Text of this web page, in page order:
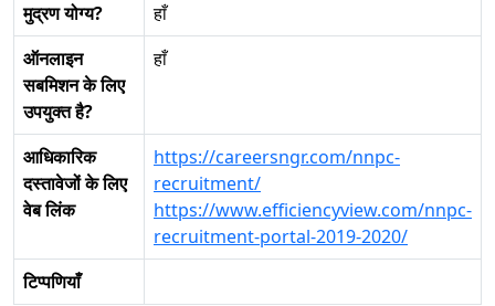
मुद्रण योग्य?
हाँ
ऑनलाइन
सबमिशन के लिए
उपयुक्त है?
हाँ
आधिकारिक
दस्तावेजों के लिए
वेब लिंक
https://careersngr.com/nnpc-
recruitment/
https://www.efficiencyview.com/nnpc-
recruitment-portal-2019-2020/
टिप्पणियाँ